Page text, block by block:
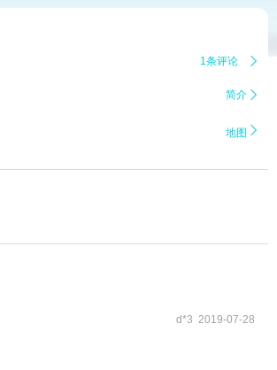
1条评论 
简介 
地图 
d*3 2019-07-28